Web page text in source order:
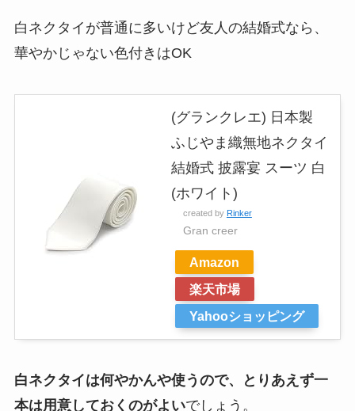
白ネクタイが普通に多いけど友人の結婚式なら、
華やかじゃない色付きはOK
(グランクレエ) 日本製
ふじやま織無地ネクタイ
結婚式 披露宴 スーツ 白
(ホワイト)
created by Rinker
Gran creer
Amazon
楽天市場
Yahooショッピング
白ネクタイは何やかんや使うので、とりあえず一
本は用意しておくのがよいでしょう。